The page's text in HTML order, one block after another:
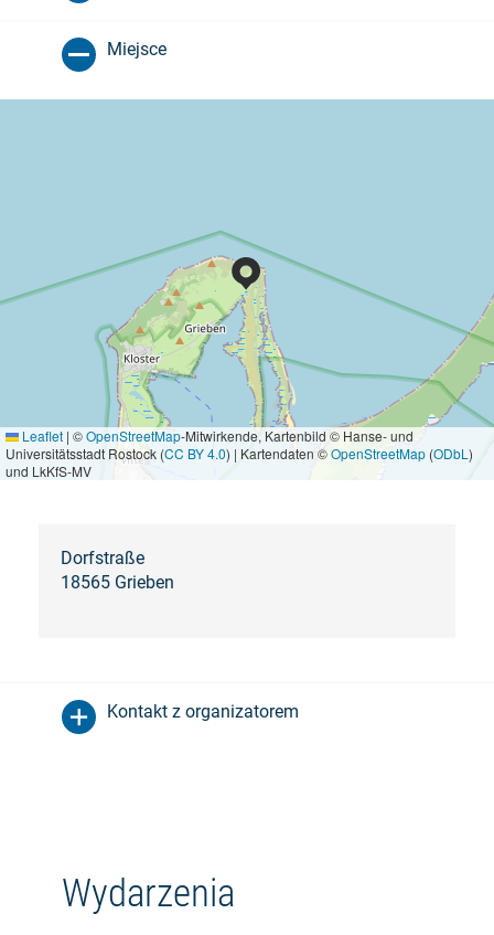
Miejsce
Leaflet | ©OpenStreetMap-Mitwirkende, Kartenbild © Hanse- und
Universitätsstadt Rostock (CC BY 4.0) | Kartendaten ©OpenStreetMap (ODbL)
und LkKfS-MV
Dorfstraße
18565 Grieben
Kontakt z organizatorem
Wydarzenia